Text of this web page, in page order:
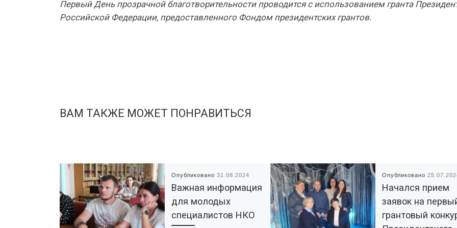
Первый День прозрачной благотворительности проводится с использованием гранта
Российской Федерации, предоставленного Фондом президентских грантов.
ВАМ ТАКЖЕ МОЖЕТ ПОНРАВИТЬСЯ
Опубликовано31.08.2024
Важная информация
для молодых
специалистов НКО
Опубликовано
Начался прием
заявок на
грантовый